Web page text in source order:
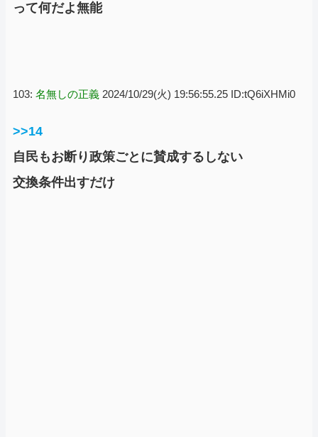
って何だよ無能
103: 名無しの正義 2024/10/29(火) 19:56:55.25 ID:tQ6iXHMi0
>>14
自民もお断り政策ごとに賛成するしない
交換条件出すだけ